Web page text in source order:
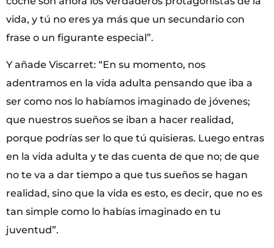
vida, y tú no eres ya más que un secundario con
frase o un figurante especial”.
Y añade Viscarret: “En su momento, nos
adentramos en la vida adulta pensando que iba a
ser como nos lo habíamos imaginado de jóvenes;
que nuestros sueños se iban a hacer realidad,
porque podrías ser lo que tú quisieras. Luego entras
en la vida adulta y te das cuenta de que no; de que
no te va a dar tiempo a que tus sueños se hagan
realidad, sino que la vida es esto, es decir, que no es
tan simple como lo habías imaginado en tu
juventud”.